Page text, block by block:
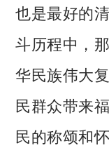
也是最好的
斗历程中，
华民族伟大
民群众带来
民的称颂和